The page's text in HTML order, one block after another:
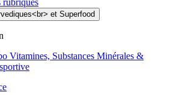
rubriques
Vitamines, Substances Minérales &